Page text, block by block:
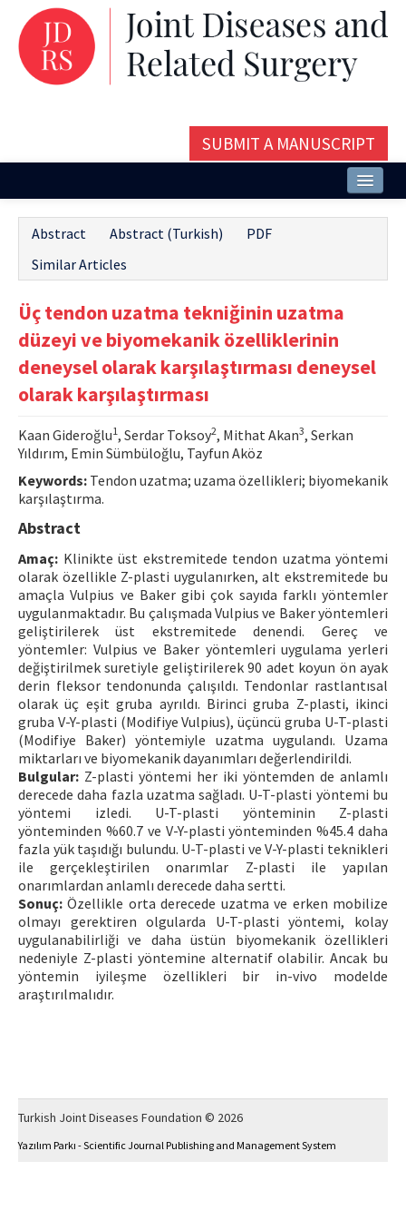
SUBMIT A MANUSCRIPT
Issues and Articles
Editorial Board
Instructions
Aims and Scope
Contact Us
E-ISSN: 2687-4792
Abstract Abstract (Turkish)
PDF
Similar Articles
Üç tendon uzatma tekniğinin uzatma
düzeyi ve biyomekanik özelliklerinin
deneysel olarak karşılaştırması deneysel
olarak karşılaştırması
Kaan Gideroğlu1, Serdar Toksoy2, Mithat Akan3, Serkan
Yıldırım, Emin Sümbüloğlu, Tayfun Aköz
Keywords: Tendon uzatma; uzama özellikleri; biyomekanik
karşılaştırma.
Abstract
Amaç: Klinikte üst ekstremitede tendon uzatma yöntemi
olarak özellikle Z-plasti uygulanırken, alt ekstremitede bu
amaçla Vulpius ve Baker gibi çok sayıda farklı yöntemler
uygulanmaktadır. Bu çalışmada Vulpius ve Baker yöntemleri
geliştirilerek üst ekstremitede denendi. Gereç ve
yöntemler: Vulpius ve Baker yöntemleri uygulama yerleri
değiştirilmek suretiyle geliştirilerek 90 adet koyun ön ayak
derin fleksor tendonunda çalışıldı. Tendonlar rastlantısal
olarak üç eşit gruba ayrıldı. Birinci gruba Z-plasti, ikinci
gruba V-Y-plasti (Modifiye Vulpius), üçüncü gruba U-T-plasti
(Modifiye Baker) yöntemiyle uzatma uygulandı. Uzama
miktarları ve biyomekanik dayanımları değerlendirildi.
Bulgular: Z-plasti yöntemi her iki yöntemden de anlamlı
derecede daha fazla uzatma sağladı. U-T-plasti yöntemi bu
yöntemi izledi. U-T-plasti yönteminin Z-plasti
yönteminden %60.7 ve V-Y-plasti yönteminden %45.4 daha
fazla yük taşıdığı bulundu. U-T-plasti ve V-Y-plasti teknikleri
ile gerçekleştirilen onarımlar Z-plasti ile yapılan
onarımlardan anlamlı derecede daha sertti.
Sonuç: Özellikle orta derecede uzatma ve erken mobilize
olmayı gerektiren olgularda U-T-plasti yöntemi, kolay
uygulanabilirliği ve daha üstün biyomekanik özellikleri
nedeniyle Z-plasti yöntemine alternatif olabilir. Ancak bu
yöntemin iyileşme özellikleri bir in-vivo modelde
araştırılmalıdır.
Turkish Joint Diseases Foundation © 2026
Yazılım Parkı - Scientific Journal Publishing and Management System